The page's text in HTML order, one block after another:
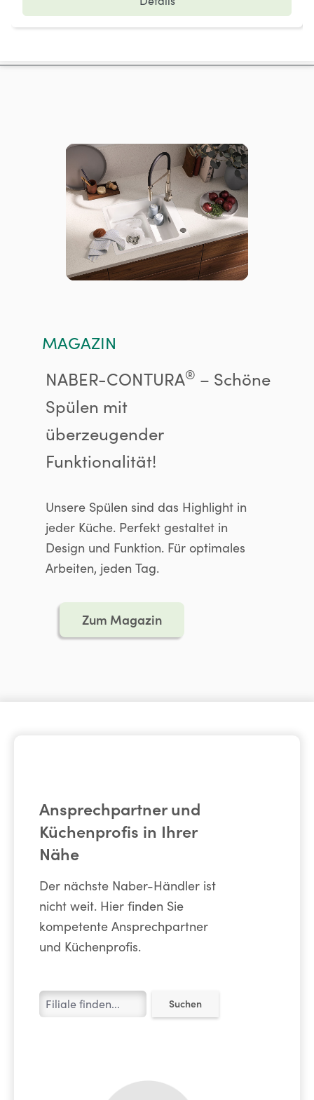
MAGAZIN
NABER-CONTURA® – Schöne
Spülen mit
überzeugender
Funktionalität!
Unsere Spülen sind das Highlight in
jeder Küche. Perfekt gestaltet in
Design und Funktion. Für optimales
Arbeiten, jeden Tag.
Zum Magazin
Ansprechpartner und
Küchenprofis in Ihrer
Nähe
Der nächste Naber-Händler ist
nicht weit. Hier finden Sie
kompetente Ansprechpartner
und Küchenprofis.
Suchen